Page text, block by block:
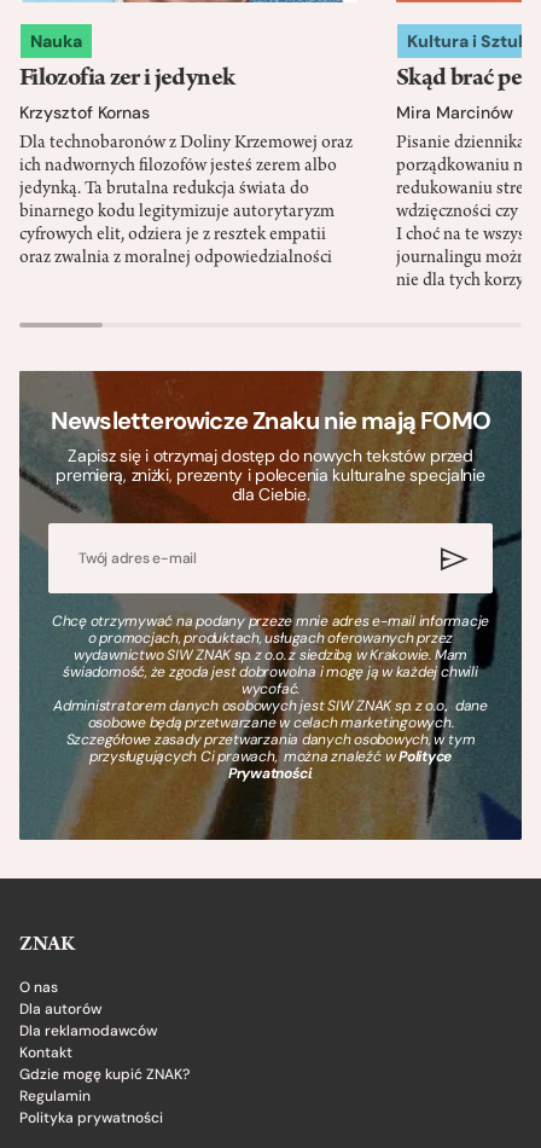
Nauka
Filozofia zer i jedynek
Krzysztof Kornas
Dla technobaronów z Doliny Krzemowej oraz
ich nadwornych filozofów jesteś zerem albo
jedynką. Ta brutalna redukcja świata do
binarnego kodu legitymizuje autorytaryzm
cyfrowych elit, odziera je z resztek empatii
oraz zwalnia z moralnej odpowiedzialności
Kultura i Sztuka
Skąd brać
Mira Marcinów
Pisanie dziennika
porządkowaniu
redukowaniu
wdzięczności czy
I choć na te
journalingu można
nie dla tych
Newsletterowicze Znaku nie mają FOMO
Zapisz się i otrzymaj dostęp do nowych tekstów przed
premierą, zniżki, prezenty i polecenia kulturalne specjalnie
dla Ciebie.
Chcę otrzymywać na podany przeze mnie adres e-mail informacje
o promocjach, produktach, usługach oferowanych przez
wydawnictwo SIW ZNAK sp. z o.o. z siedzibą w Krakowie. Mam
świadomość, że zgoda jest dobrowolna i mogę ją w każdej chwili
wycofać.
Administratorem danych osobowych jest SIW ZNAK sp. z o.o., dane
osobowe będą przetwarzane w celach marketingowych.
Szczegółowe zasady przetwarzania danych osobowych, w tym
przysługujących Ci prawach, można znaleźć wPolityce
Prywatności.
ZNAK
O nas
Dla autorów
Dla reklamodawców
Kontakt
Gdzie mogę kupić ZNAK?
Regulamin
Polityka prywatności